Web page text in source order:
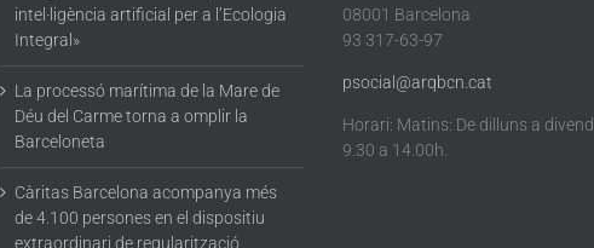
intel·ligència artificial per a l’Ecologia
Integral»
La processó marítima de la Mare de
Déu del Carme torna a omplir la
Barceloneta
Càritas Barcelona acompanya més
de 4.100 persones en el dispositiu
extraordinari de regularització
08001 Barcelona
93 317-63-97
psocial@arqbcn.cat
Horari: Matins: De dilluns a
9.30 a 14.00h.